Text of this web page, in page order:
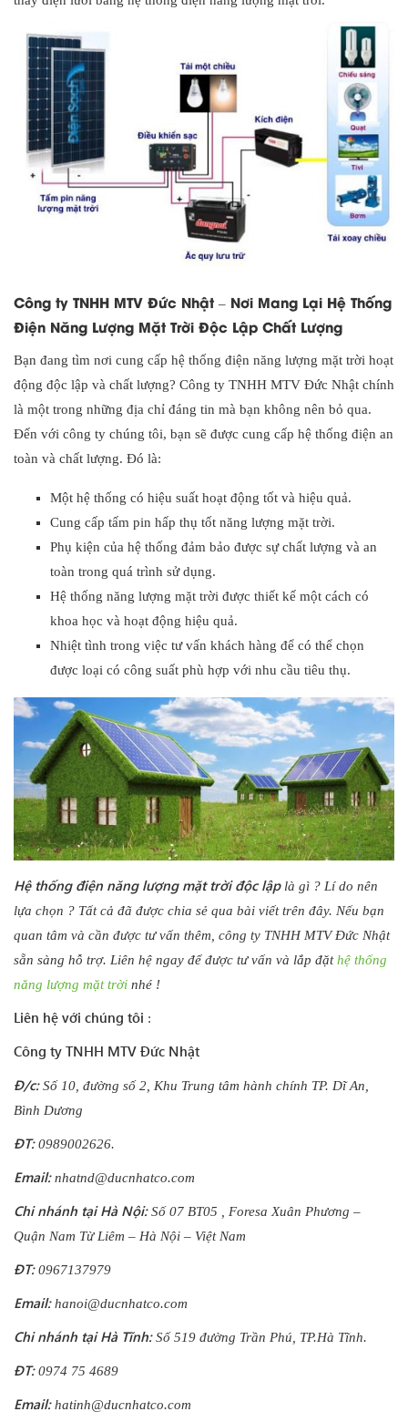
Công ty TNHH MTV Đức Nhật – Nơi Mang Lại Hệ Thống
Điện Năng Lượng Mặt Trời Độc Lập Chất Lượng
Bạn đang tìm nơi cung cấp hệ thống điện năng lượng mặt trời hoạt
động độc lập và chất lượng? Công ty TNHH MTV Đức Nhật chính
là một trong những địa chỉ đáng tin mà bạn không nên bỏ qua.
Đến với công ty chúng tôi, bạn sẽ được cung cấp hệ thống điện an
toàn và chất lượng. Đó là:
Một hệ thống có hiệu suất hoạt động tốt và hiệu quả.
Cung cấp tấm pin hấp thụ tốt năng lượng mặt trời.
Phụ kiện của hệ thống đảm bảo được sự chất lượng và an
toàn trong quá trình sử dụng.
Hệ thống năng lượng mặt trời được thiết kế một cách có
khoa học và hoạt động hiệu quả.
Nhiệt tình trong việc tư vấn khách hàng để có thể chọn
được loại có công suất phù hợp với nhu cầu tiêu thụ.
Hệ thống điện năng lượng mặt trời độc lậplà gì ? Lí do nên
lựa chọn ? Tất cả đã được chia sẻ qua bài viết trên đây. Nếu bạn
quan tâm và cần được tư vấn thêm, công ty TNHH MTV Đức Nhật
sẵn sàng hỗ trợ. Liên hệ ngay để được tư vấn và lắp đặthệ thống
năng lượng mặt trời nhé !
Liên hệ với chúng tôi :
Công ty TNHH MTV Đức Nhật
Đ/c:Số 10, đường số 2, Khu Trung tâm hành chính TP. Dĩ An,
Bình Dương
ĐT:0989002626.
Email: nhatnd@ducnhatco.com
Chi nhánh tại Hà Nội:Số 07 BT05 , Foresa Xuân Phương –
Quận Nam Từ Liêm – Hà Nội – Việt Nam
ĐT:0967137979
Email: hanoi@ducnhatco.com
Chi nhánh tại Hà Tĩnh:Số 519 đường Trần Phú, TP.Hà Tĩnh.
ĐT:0974 75 4689
Email: hatinh@ducnhatco.com